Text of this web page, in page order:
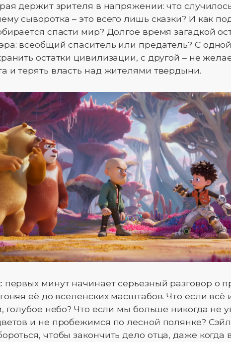
держит зрителя в напряжении: что
сыворотка – это всего лишь сказки? И как
спасти мир? Долгое время загадкой
всеобщий спаситель или предатель? С
остатки цивилизации, с другой – не
и терять власть над жителями твердыни.
первых минут начинает серьезный разговор о
её до вселенских масштабов. Что если всё
голубое небо? Что если мы больше никогда не
и не пробежимся по лесной полянке?
чтобы закончить дело отца, даже когда